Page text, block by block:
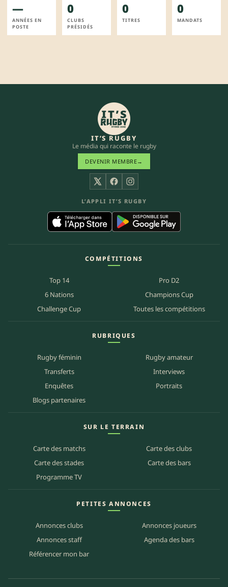
—
ANNÉES EN
POSTE
0
CLUBS
PRÉSIDÉS
0
TITRES
0
MANDATS
IT’S RUGBY
Le média qui raconte le rugby
DEVENIR MEMBRE→
X FacebookInstagram
L’APPLI IT’S RUGBY
COMPÉTITIONS
Top 14
Pro D2
6 Nations
Champions Cup
Challenge Cup
Toutes les compétitions
RUBRIQUES
Rugby féminin
Rugby amateur
Transferts
Interviews
Enquêtes
Portraits
Blogs partenaires
SUR LE TERRAIN
Carte des matchs
Carte des clubs
Carte des stades
Carte des bars
Programme TV
PETITES ANNONCES
Annonces clubs
Annonces joueurs
Annonces staff
Agenda des bars
Référencer mon bar